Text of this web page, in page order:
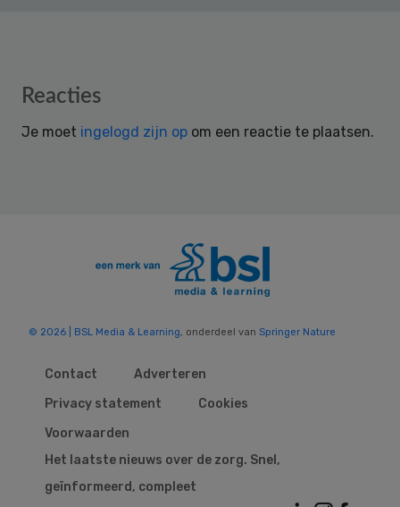
Reader
Reacties
Je moet ingelogd zijn op om een reactie te plaatsen.
© 2026 | BSL Media & Learning, onderdeel van Springer Nature
Contact
Adverteren
Privacy statement
Cookies
Voorwaarden
Het laatste nieuws over de zorg. Snel,
geïnformeerd, compleet